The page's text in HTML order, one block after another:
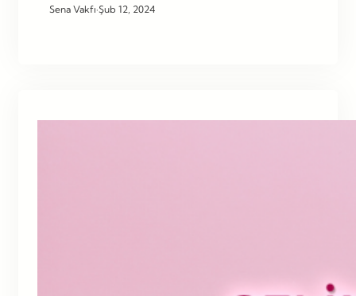
Sena Vakfı·Şub 12, 2024